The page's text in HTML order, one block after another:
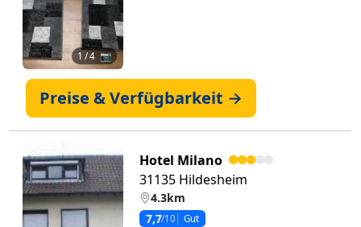
1 / 4 📷
Preise & Verfügbarkeit →
Hotel Milano
31135 Hildesheim
4.3km
7,7/10 Gut